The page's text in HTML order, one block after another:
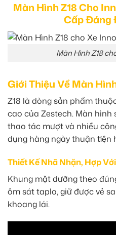
Màn Hình Z18 Cho
Cấp Đáng
Màn Hình Z18
Giới Thiệu Về Màn
Z18 là dòng sản phẩm
cao của Zestech. Màn
thao tác mượt và nhiều
dụng hàng ngày thuận tiện
Thiết Kế Nhã Nhặn, Hợp
Khung mặt dưỡng theo
ôm sát taplo, giữ được vẻ
khoang lái.